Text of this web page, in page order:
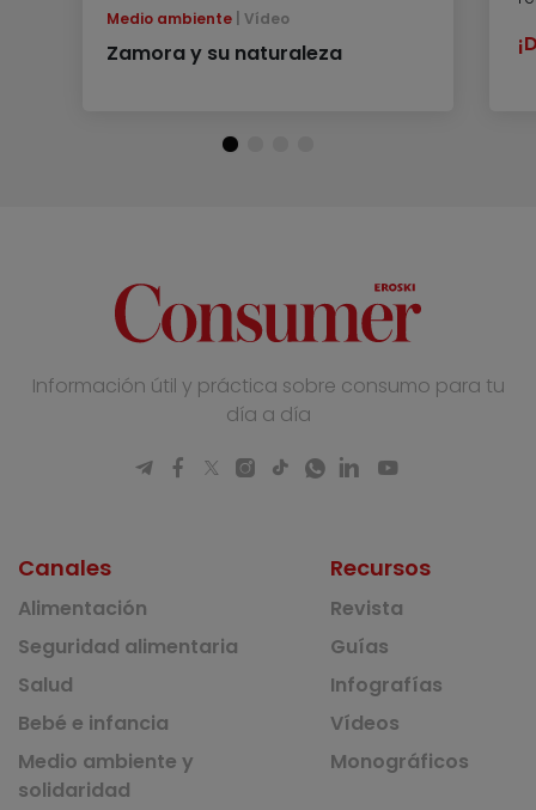
Medio ambiente Vídeo
Zamora y su naturaleza
Información útil y práctica sobre consumo para tu
día a día
Canales
Alimentación
Seguridad alimentaria
Salud
Bebé e infancia
Medio ambiente y
solidaridad
Recursos
Revista
Guías
Infografías
Vídeos
Monográficos